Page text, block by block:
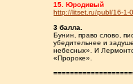
15. Юродивый
http://litset.ru/publ/16-1-
3 балла.
Бунин, право слово,
убедительнее и
небесных». И
«Пророке».